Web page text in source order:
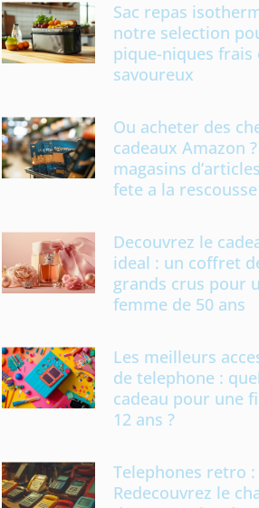
Sac repas
notre selection
pique-niques frais
savoureux
Ou acheter des
cadeaux Amazon
magasins
fete a la
Decouvrez le
ideal : un coffret
grands crus pour
femme de 50 ans
Les meilleurs
de telephone : quel
cadeau pour une
12 ans ?
Telephones retro :
Redecouvrez le